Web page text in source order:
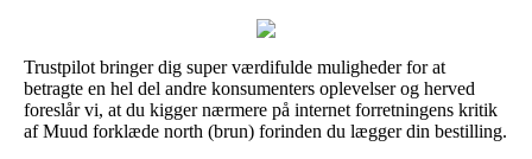
Trustpilot bringer dig super værdifulde muligheder for at
betragte en hel del andre konsumenters oplevelser og herved
foreslår vi, at du kigger nærmere på internet forretningens kritik
af Muud forklæde north (brun) forinden du lægger din bestilling.